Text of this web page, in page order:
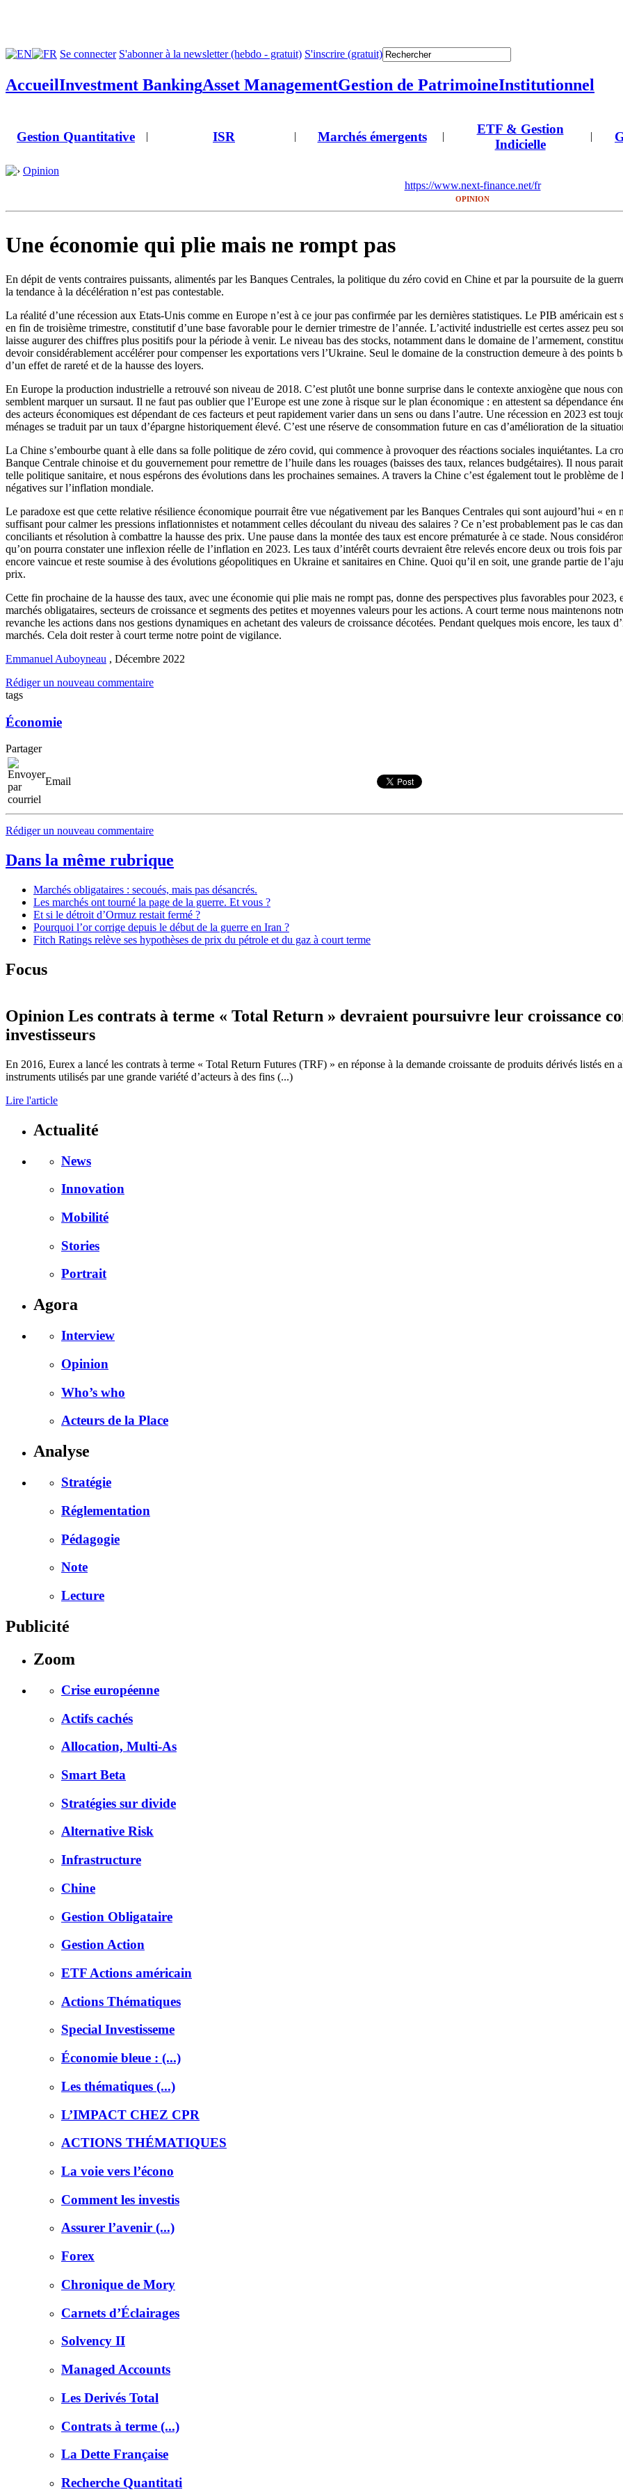
Se connecter S'abonner à la newsletter (hebdo - gratuit) S'inscrire (gratuit)
AccueilInvestment BankingAsset ManagementGestion de PatrimoineInstitutionnel
Gestion Quantitative | ISR | Marchés émergents |
ETF & Gestion
Indicielle
|
Opinion
https://www.next-finance.net/fr
OPINION
Une économie qui plie mais ne rompt pas
En dépit de vents contraires puissants, alimentés par les Banques Centrales, la politique du zéro covid en Chine et par la poursuite de la
la tendance à la décélération n’est pas contestable.
La réalité d’une récession aux Etats-Unis comme en Europe n’est à ce jour pas confirmée par les dernières statistiques. Le PIB américain
en fin de troisième trimestre, constitutif d’une base favorable pour le dernier trimestre de l’année. L’activité industrielle est certes assez peu
laisse augurer des chiffres plus positifs pour la période à venir. Le niveau bas des stocks, notamment dans le domaine de l’armement,
devoir considérablement accélérer pour compenser les exportations vers l’Ukraine. Seul le domaine de la construction demeure à des points
d’un effet de rareté et de la hausse des loyers.
En Europe la production industrielle a retrouvé son niveau de 2018. C’est plutôt une bonne surprise dans le contexte anxiogène que nous
semblent marquer un sursaut. Il ne faut pas oublier que l’Europe est une zone à risque sur le plan économique : en attestent sa dépendance
des acteurs économiques est dépendant de ces facteurs et peut rapidement varier dans un sens ou dans l’autre. Une récession en 2023 est
ménages se traduit par un taux d’épargne historiquement élevé. C’est une réserve de consommation future en cas d’amélioration de la
La Chine s’embourbe quant à elle dans sa folle politique de zéro covid, qui commence à provoquer des réactions sociales inquiétantes. La
Banque Centrale chinoise et du gouvernement pour remettre de l’huile dans les rouages (baisses des taux, relances budgétaires). Il nous
telle politique sanitaire, et nous espérons des évolutions dans les prochaines semaines. A travers la Chine c’est également tout le problème
négatives sur l’inflation mondiale.
Le paradoxe est que cette relative résilience économique pourrait être vue négativement par les Banques Centrales qui sont aujourd’hui «
suffisant pour calmer les pressions inflationnistes et notamment celles découlant du niveau des salaires ? Ce n’est probablement pas le cas
conciliants et résolution à combattre la hausse des prix. Une pause dans la montée des taux est encore prématurée à ce stade. Nous
qu’on pourra constater une inflexion réelle de l’inflation en 2023. Les taux d’intérêt courts devraient être relevés encore deux ou trois fois
encore vaincue et reste soumise à des évolutions géopolitiques en Ukraine et sanitaires en Chine. Quoi qu’il en soit, une grande partie de
prix.
Cette fin prochaine de la hausse des taux, avec une économie qui plie mais ne rompt pas, donne des perspectives plus favorables pour 2023,
marchés obligataires, secteurs de croissance et segments des petites et moyennes valeurs pour les actions. A court terme nous maintenons
revanche les actions dans nos gestions dynamiques en achetant des valeurs de croissance décotées. Pendant quelques mois encore, les taux
marchés. Cela doit rester à court terme notre point de vigilance.
Emmanuel Auboyneau , Décembre 2022
Rédiger un nouveau commentaire
tags
Économie
Partager
Email
Rédiger un nouveau commentaire
Dans la même rubrique
Marchés obligataires : secoués, mais pas désancrés.
Les marchés ont tourné la page de la guerre. Et vous ?
Et si le détroit d’Ormuz restait fermé ?
Pourquoi l’or corrige depuis le début de la guerre en Iran ?
Fitch Ratings relève ses hypothèses de prix du pétrole et du gaz à court terme
Focus
Opinion Les contrats à terme « Total Return » devraient poursuivre leur croissance
investisseurs
En 2016, Eurex a lancé les contrats à terme « Total Return Futures (TRF) » en réponse à la demande croissante de produits dérivés listés
instruments utilisés par une grande variété d’acteurs à des fins (...)
Lire l'article
Actualité
News
Innovation
Mobilité
Stories
Portrait
Agora
Interview
Opinion
Who’s who
Acteurs de la Place
Analyse
Stratégie
Réglementation
Pédagogie
Note
Lecture
Publicité
Zoom
Crise européenne
Actifs cachés
Allocation, Multi-As
Smart Beta
Stratégies sur divide
Alternative Risk
Infrastructure
Chine
Gestion Obligataire
Gestion Action
ETF Actions américain
Actions Thématiques
Special Investisseme
Économie bleue : (...)
Les thématiques (...)
L’IMPACT CHEZ CPR
ACTIONS THÉMATIQUES
La voie vers l’écono
Comment les investis
Assurer l’avenir (...)
Forex
Chronique de Mory
Carnets d’Éclairages
Solvency II
Managed Accounts
Les Derivés Total
Contrats à terme (...)
La Dette Française
Recherche Quantitati